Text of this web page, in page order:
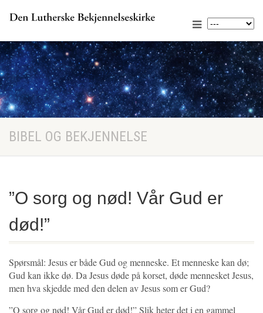
BIBEL OG BEKJENNELSE
”O sorg og nød! Vår Gud er
død!”
Spørsmål: Jesus er både Gud og menneske. Et menneske kan dø;
Gud kan ikke dø. Da Jesus døde på korset, døde mennesket Jesus,
men hva skjedde med den delen av Jesus som er Gud?
”O sorg og nød! Vår Gud er død!” Slik heter det i en gammel